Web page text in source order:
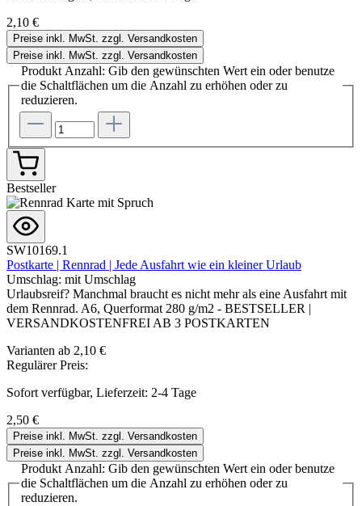
2,10 €
Preise inkl. MwSt. zzgl. Versandkosten
Preise inkl. MwSt. zzgl. Versandkosten
Produkt Anzahl: Gib den gewünschten Wert ein oder benutze
die Schaltflächen um die Anzahl zu erhöhen oder zu
reduzieren.
Bestseller
SW10169.1
Postkarte | Rennrad | Jede Ausfahrt wie ein kleiner Urlaub
Umschlag: mit Umschlag
Urlaubsreif? Manchmal braucht es nicht mehr als eine Ausfahrt mit
dem Rennrad. A6, Querformat 280 g/m2 - BESTSELLER |
VERSANDKOSTENFREI AB 3 POSTKARTEN
Varianten ab 2,10 €
Regulärer Preis:
Sofort verfügbar, Lieferzeit: 2-4 Tage
2,50 €
Preise inkl. MwSt. zzgl. Versandkosten
Preise inkl. MwSt. zzgl. Versandkosten
Produkt Anzahl: Gib den gewünschten Wert ein oder benutze
die Schaltflächen um die Anzahl zu erhöhen oder zu
reduzieren.